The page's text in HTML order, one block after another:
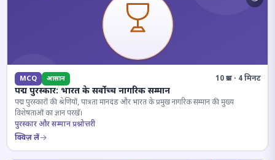
MCQ आसान 10 प्रश्न · 4 मिनट
पद्म पुरस्कार: भारत के सर्वोच्च नागरिक सम्मान
पद्म पुरस्कारों की श्रेणियों, पात्रता मानदंड और भारत के प्रमुख नागरिक सम्मान की मुख्य
विशेषताओं का ज्ञान परखें।
पुरस्कार और सम्मान प्रश्नोत्तरी
क्विज़ लें